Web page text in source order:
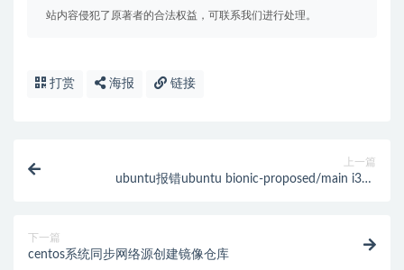
站内容侵犯了原著者的合法权益，可联系我们进行处理。
打赏 海报 链接
上一篇
ubuntu报错ubuntu bionic-proposed/main i386
下一篇
centos系统同步网络源创建镜像仓库